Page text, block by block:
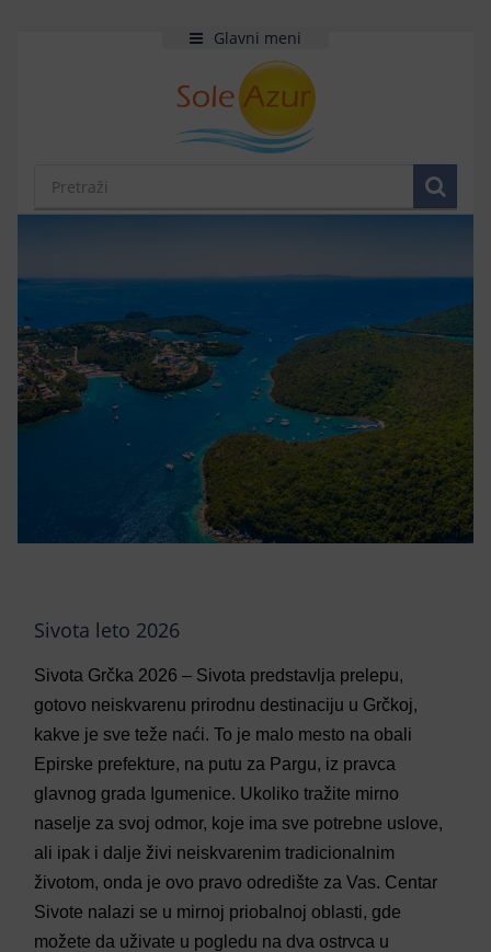
Glavni meni
Sivota leto 2026
Sivota Grčka 2026 – Sivota predstavlja prelepu,
gotovo neiskvarenu prirodnu destinaciju u Grčkoj,
kakve je sve teže naći. To je malo mesto na obali
Epirske prefekture, na putu za Pargu, iz pravca
glavnog grada Igumenice. Ukoliko tražite mirno
naselje za svoj odmor, koje ima sve potrebne uslove,
ali ipak i dalje živi neiskvarenim tradicionalnim
životom, onda je ovo pravo odredište za Vas. Centar
Sivote nalazi se u mirnoj priobalnoj oblasti, gde
možete da uživate u pogledu na dva ostrvca u